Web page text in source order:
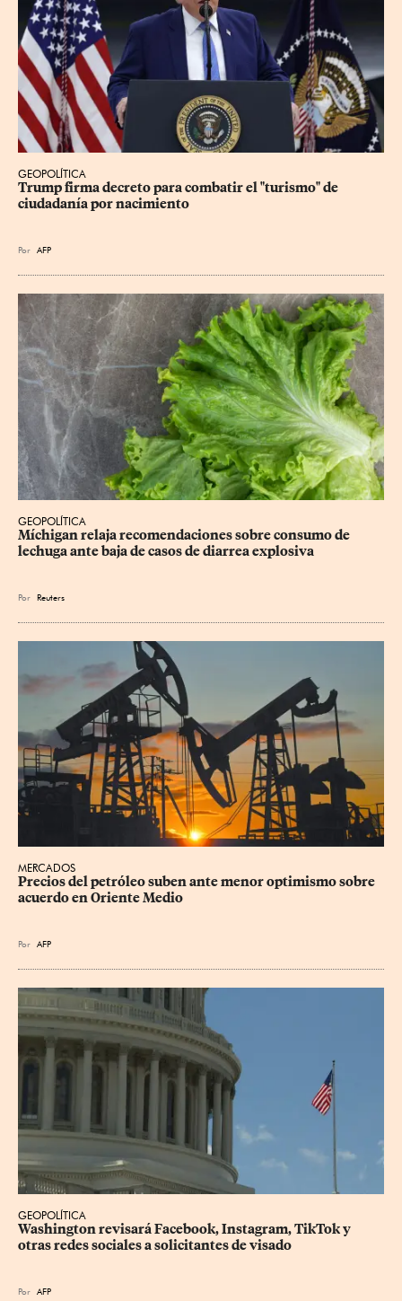
GEOPOLÍTICA
Trump firma decreto para combatir el "turismo" de
ciudadanía por nacimiento
Por AFP
GEOPOLÍTICA
Míchigan relaja recomendaciones sobre consumo de
lechuga ante baja de casos de diarrea explosiva
Por Reuters
MERCADOS
Precios del petróleo suben ante menor optimismo sobre
acuerdo en Oriente Medio
Por AFP
GEOPOLÍTICA
Washington revisará Facebook, Instagram, TikTok y
otras redes sociales a solicitantes de visado
Por AFP